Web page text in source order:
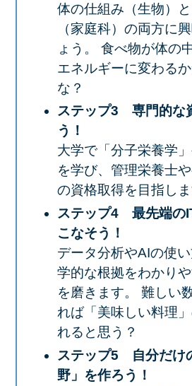
体の仕組み（生物）
（家庭科）の両方に
ょう。 食べ物が体の
エネルギーに変わる
な？
ステップ3 専門的な
う！
大学で「分子栄養学」
を学び、管理栄養士
の資格取得を目指しま
ステップ4 最先端の
こなそう！
データ分析やAIの使
学的な根拠をわかり
を磨きます。 難しい
れば「美味しい料理
れると思う？
ステップ5 自分だけ
野」を作ろう！